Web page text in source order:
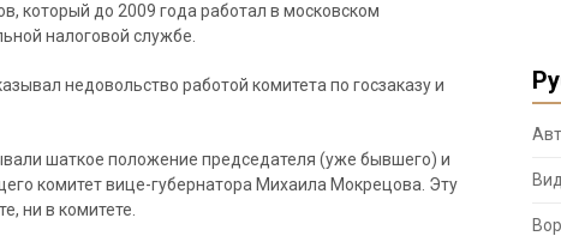
который до 2009 года работал в московском
налоговой службе.
недовольство работой комитета по госзаказу и
шаткое положение председателя (уже бывшего) и
комитет вице-губернатора Михаила Мокрецова. Эту
ни в комитете.